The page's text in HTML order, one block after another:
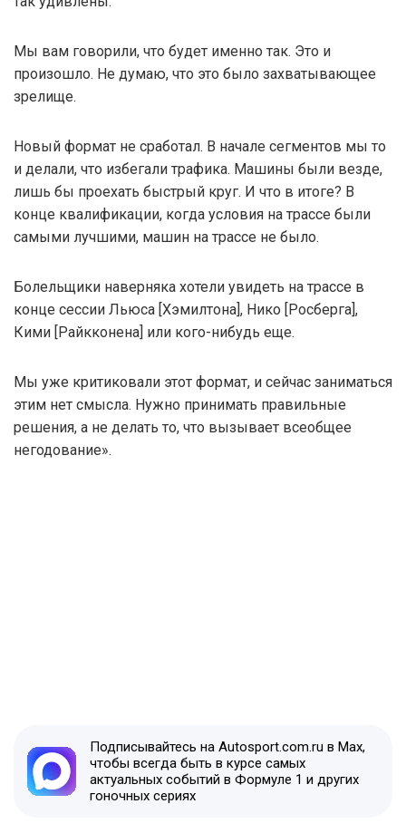
Мы вам говорили, что будет именно так. Это и
произошло. Не думаю, что это было захватывающее
зрелище.
Новый формат не сработал. В начале сегментов мы то
и делали, что избегали трафика. Машины были везде,
лишь бы проехать быстрый круг. И что в итоге? В
конце квалификации, когда условия на трассе были
самыми лучшими, машин на трассе не было.
Болельщики наверняка хотели увидеть на трассе в
конце сессии Льюса [Хэмилтона], Нико [Росберга],
Кими [Райкконена] или кого-нибудь еще.
Мы уже критиковали этот формат, и сейчас заниматься
этим нет смысла. Нужно принимать правильные
решения, а не делать то, что вызывает всеобщее
негодование».
Подписывайтесь на Autosport.com.ru в Max,
чтобы всегда быть в курсе самых
актуальных событий в Формуле 1 и других
гоночных сериях